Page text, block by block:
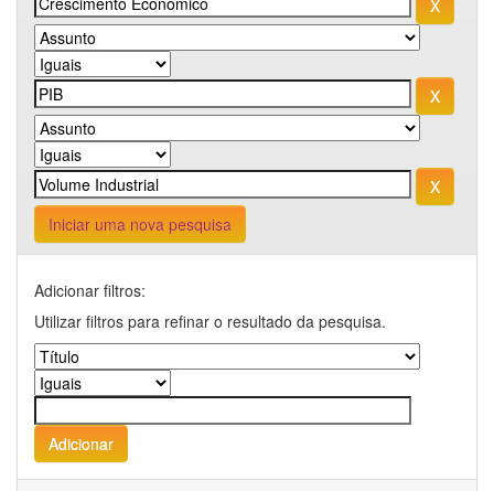
Iniciar uma nova pesquisa
Adicionar filtros:
Utilizar filtros para refinar o resultado da pesquisa.